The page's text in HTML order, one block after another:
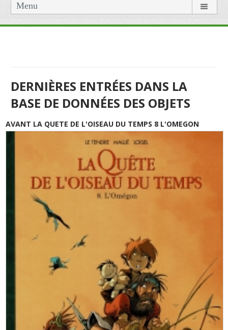
Menu
DERNIÈRES ENTRÉES DANS LA
BASE DE DONNÉES DES OBJETS
AVANT LA QUETE DE L'OISEAU DU TEMPS 8 L'OMEGON